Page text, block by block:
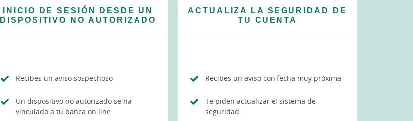
INICIO DE SESIÓN DESDE UN
DISPOSITIVO NO AUTORIZADO
Recibes un aviso sospechoso
Un dispositivo no autorizado se ha
vinculado a tu banca on line
ACTUALIZA LA SEGURIDAD DE
TU CUENTA
Recibes un aviso con fecha muy próxima
Te piden actualizar el sistema de
seguridad